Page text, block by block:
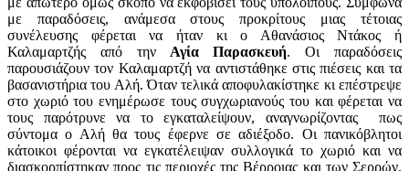
με παραδόσεις, ανάμεσα στους προκρίτους μιας τέτοιας
συνέλευσης φέρεται να ήταν κι ο Αθανάσιος Ντάκος ή
Καλαμαρτζής από τηνΑγία Παρασκευή. Οι παραδόσεις
παρουσιάζουν τον Καλαμαρτζή να αντιστάθηκε στις πιέσεις και τα
βασανιστήρια του Αλή. Όταν τελικά αποφυλακίστηκε κι επέστρεψε
στο χωριό του ενημέρωσε τους συγχωριανούς του και φέρεται να
τους παρότρυνε να το εγκαταλείψουν, αναγνωρίζοντας πως
σύντομα ο Αλή θα τους έφερνε σε αδιέξοδο. Οι πανικόβλητοι
κάτοικοι φέρονται να εγκατέλειψαν συλλογικά το χωριό και να
διασκορπίστηκαν προς τις περιοχές της Βέρροιας και των Σερρών.